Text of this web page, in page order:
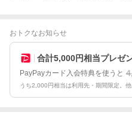
おトクなお知らせ
合計5,000円相当プレゼ
PayPayカード入会特典を使うと
うち2,000円相当は利用先・期間限定。他